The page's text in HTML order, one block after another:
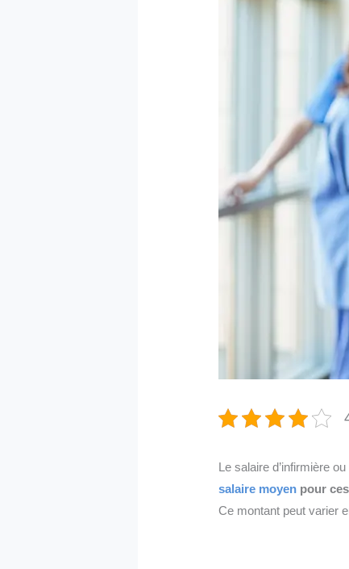
Le salaire d’infirmière
salaire moyen pour
Ce montant peut varier